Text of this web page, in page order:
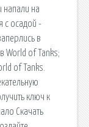
напали на
с осадой -
в
World of Tanks;
of Tanks.
ключ к
Скачать